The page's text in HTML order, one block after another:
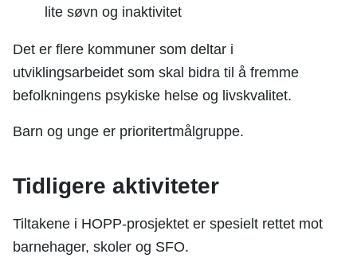
lite søvn og inaktivitet
Det er flere kommuner som deltar i
utviklingsarbeidet som skal bidra til å fremme
befolkningens psykiske helse og livskvalitet.
Barn og unge er prioritertmålgruppe.
Tidligere aktiviteter
Tiltakene i HOPP-prosjektet er spesielt rettet mot
barnehager, skoler og SFO.